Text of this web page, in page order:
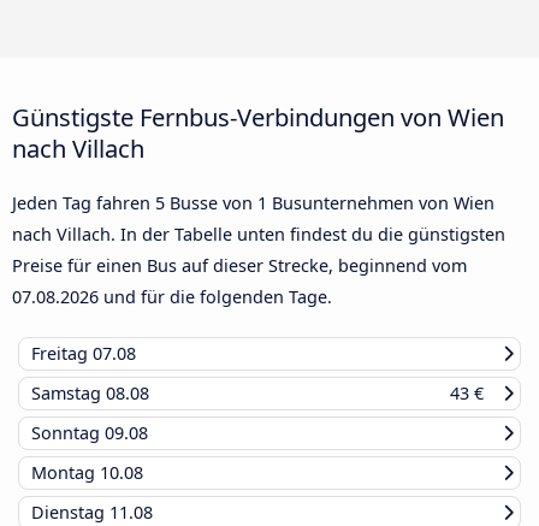
Günstigste Fernbus-Verbindungen von Wien
nach Villach
Jeden Tag fahren 5 Busse von 1 Busunternehmen von Wien
nach Villach. In der Tabelle unten findest du die günstigsten
Preise für einen Bus auf dieser Strecke, beginnend vom
07.08.2026 und für die folgenden Tage.
Freitag 07.08
Samstag 08.08
43 €
Sonntag 09.08
Montag 10.08
Dienstag 11.08